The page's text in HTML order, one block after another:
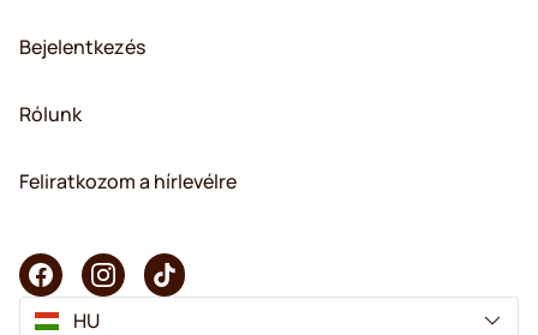
Bejelentkezés
Rólunk
Feliratkozom a hírlevélre
HU